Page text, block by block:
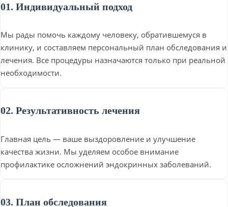
01. Индивидуальный подход
Мы рады помочь каждому человеку, обратившемуся в
клинику, и составляем персональный план обследования и
лечения. Все процедуры назначаются только при реальной
необходимости.
02. Результативность лечения
Главная цель — ваше выздоровление и улучшение
качества жизни. Мы уделяем особое внимание
профилактике осложнений эндокринных заболеваний.
03. План обследования